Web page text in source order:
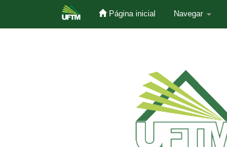
Página inicial Navegar